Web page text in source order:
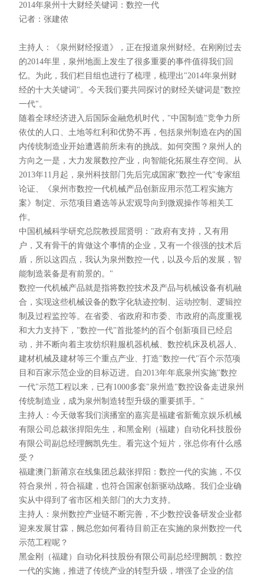
2014年泉州十大财经关键词：数控一代
记者：张建侬
主持人：《泉州财经报道》，正在报道泉州财经。在刚刚过去
的2014年里，泉州地面上发生了很多重要的事件值得我们回
忆。为此，我们栏目组也进行了梳理，梳理出"2014年泉州财
经的十大关键词"。今天我们要共同探讨的财经关键词是"数控
一代"。
随着全球经济进入后国际金融危机时代，"中国制造"竞争力所
依仗的人口、土地等红利和优势不再，包括泉州制造在内的国
内传统制造业开始遭遇前所未有的挑战。如何突围？泉州人的
方向之一是，大力发展数控产业，向智能化拓展生存空间。从
2013年11月起，泉州科技部门先后完成国家"数控一代"专家组
论证、《泉州市数控一代机械产品创新应用示范工程实施方
案》制定、示范项目遴选等从宏观导向到微观操作等相关工
作。
中国机械科学研究总院教授屈贤明："政府有支持，又有用
户，又有骨干的肯做这个事情的企业，又有一个很强的技术后
盾，所以这四点，我认为泉州数控一代，以及今后的发展，智
能制造装备是有前景的。"
数控一代机械产品就是指将数控技术及产品与机械设备有机融
合，实现这些机械设备的数字化轨迹控制、运动控制、逻辑控
制及过程监控等。在省委、省政府和市委、市政府的高度重视
和大力支持下，"数控一代"首批签约的百个创新项目已经启
动，并不断向着主攻纺织鞋服机器机械、数控机床及机器人、
建材机械及建材等三个重点产业、打造"数控一代"百个示范项
目和百家示范企业的目标迈进。自2013年年底泉州实施"数控
一代"示范工程以来，已有1000多套"泉州造"数控设备走进泉州
传统制造业，成为泉州制造转型升级的重要抓手。"
主持人：今天做客我们演播室的嘉宾是福建省新葡京娱乐机械
有限公司总裁张捍阳先生，和黑金刚（福建）自动化科技股份
有限公司副总经理阙凯先生。看完这个短片，张总你有什么感
受？
福建澳门新莆京在线集团总裁张捍阳：数控一代的实施，不仅
符合泉州，符合福建，也符合国家创新驱动战略。我们企业确
实从中得到了省市区相关部门的大力支持。
主持人：泉州数控产业链不断完善，不少数控设备研发企业都
迎来发展甘霖，阙总您如何看待目前正在实施的泉州数控一代
示范工程呢？
黑金刚（福建）自动化科技股份有限公司副总经理阙凯：数控
一代的实施，推进了传统产业的转型升级，增强了企业的信